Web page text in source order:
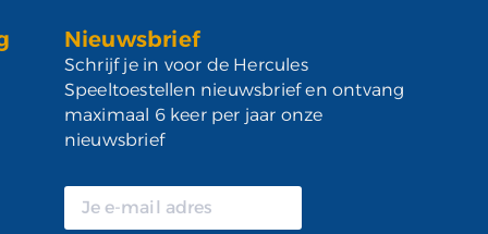
Nieuwsbrief
Schrijf je in voor de Hercules
Speeltoestellen nieuwsbrief en ontvang
maximaal 6 keer per jaar onze
nieuwsbrief